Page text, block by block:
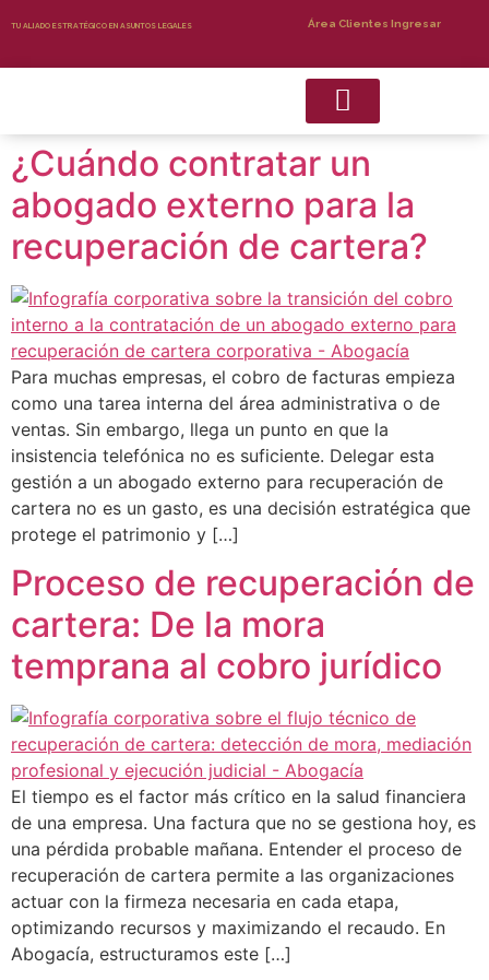
TU ALIADO ESTRATÉGICO EN ASUNTOS LEGALES Área Clientes Ingresar
¿Cuándo contratar un
abogado externo para la
recuperación de cartera?
Para muchas empresas, el cobro de facturas empieza
como una tarea interna del área administrativa o de
ventas. Sin embargo, llega un punto en que la
insistencia telefónica no es suficiente. Delegar esta
gestión a un abogado externo para recuperación de
cartera no es un gasto, es una decisión estratégica que
protege el patrimonio y […]
Proceso de recuperación de
cartera: De la mora
temprana al cobro jurídico
El tiempo es el factor más crítico en la salud financiera
de una empresa. Una factura que no se gestiona hoy, es
una pérdida probable mañana. Entender el proceso de
recuperación de cartera permite a las organizaciones
actuar con la firmeza necesaria en cada etapa,
optimizando recursos y maximizando el recaudo. En
Abogacía, estructuramos este […]